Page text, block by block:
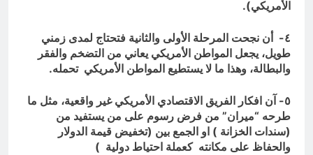
الأمريكي).
٤- أن نجحت المرحلة الأولى والثانية فتحتاج لمدى زمني
طويل، يجعل المواطن الأمريكي يعاني من التضخم والفقر
والبطالة، وهذا ما لا يستطيع المواطن الأمريكي تحمله.
٥- آن افكار الفريق الاقتصادي الأمريكي غير واقعية، مثل ما
طرحه “ميران” من فرض رسوم على من يستفيد من
(سندات الخزانة ) او الجمع بين (تخفيض قيمة الدولار
والحفاظ على مكانته كعملة احتياط دولية )